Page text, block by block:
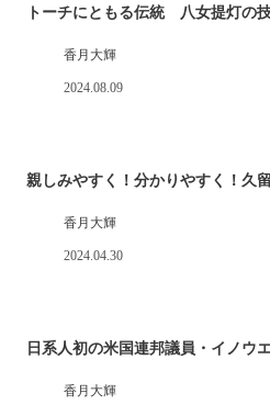
トーチにともる伝統 八女提灯の
香月大輝
2024.08.09
親しみやすく！分かりやすく！久
香月大輝
2024.04.30
日系人初の米国連邦議員・イノウ
香月大輝